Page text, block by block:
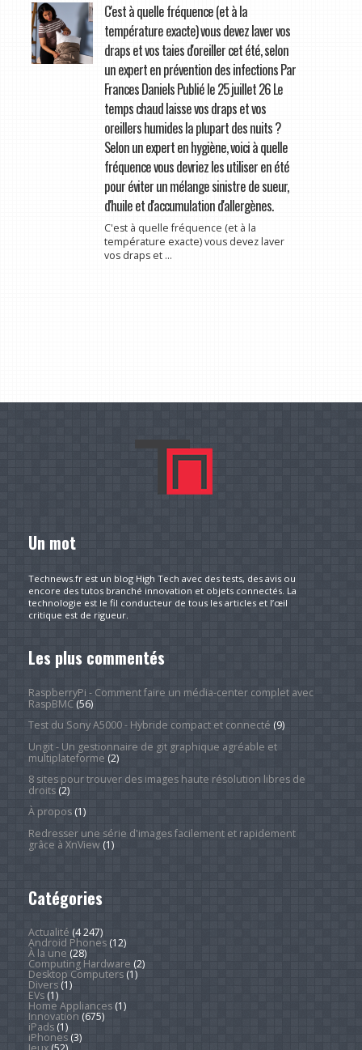
C'est à quelle fréquence (et à la
température exacte) vous devez laver vos
draps et vos taies d'oreiller cet été, selon
un expert en prévention des infections Par
Frances Daniels Publié le 25 juillet 26 Le
temps chaud laisse vos draps et vos
oreillers humides la plupart des nuits ?
Selon un expert en hygiène, voici à quelle
fréquence vous devriez les utiliser en été
pour éviter un mélange sinistre de sueur,
d'huile et d'accumulation d'allergènes.
C'est à quelle fréquence (et à la
température exacte) vous devez laver
vos draps et ...
Un mot
Technews.fr est un blog High Tech avec des tests, des avis ou
encore des tutos branché innovation et objets connectés. La
technologie est le fil conducteur de tous les articles et l’œil
critique est de rigueur.
Les plus commentés
RaspberryPi - Comment faire un média-center complet avec
RaspBMC(56)
Test du Sony A5000 - Hybride compact et connecté (9)
Ungit - Un gestionnaire de git graphique agréable et
multiplateforme (2)
8 sites pour trouver des images haute résolution libres de
droits(2)
À propos(1)
Redresser une série d'images facilement et rapidement
grâce à XnView(1)
Catégories
Actualité (4 247)
Android Phones(12)
À la une (28)
Computing Hardware (2)
Desktop Computers(1)
Divers(1)
EVs(1)
Home Appliances(1)
Innovation (675)
iPads(1)
iPhones(3)